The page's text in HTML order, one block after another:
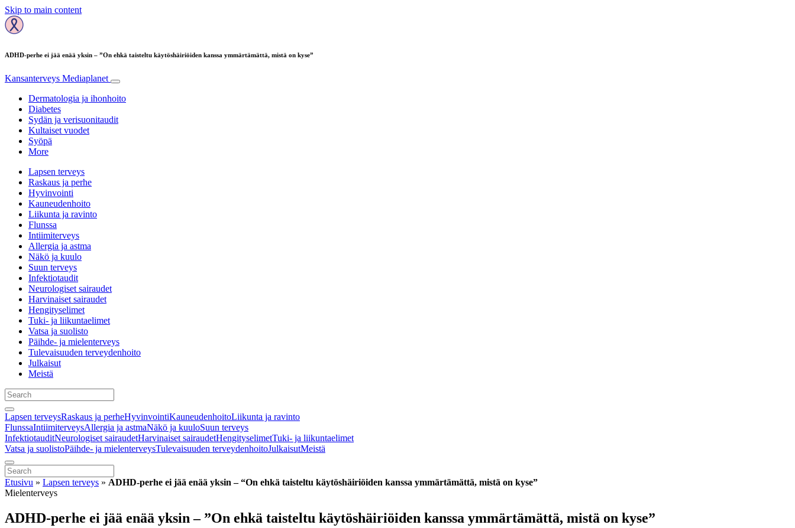
Skip to main content
ADHD-perhe ei jää enää yksin – ”On ehkä taisteltu käytöshäiriöiden kanssa ymmärtämättä, mistä on kyse”
Kansanterveys Mediaplanet
Dermatologia ja ihonhoito
Diabetes
Sydän ja verisuonitaudit
Kultaiset vuodet
Syöpä
More
Lapsen terveys
Raskaus ja perhe
Hyvinvointi
Kauneudenhoito
Liikunta ja ravinto
Flunssa
Intiimiterveys
Allergia ja astma
Näkö ja kuulo
Suun terveys
Infektiotaudit
Neurologiset sairaudet
Harvinaiset sairaudet
Hengityselimet
Tuki- ja liikuntaelimet
Vatsa ja suolisto
Päihde- ja mielenterveys
Tulevaisuuden terveydenhoito
Julkaisut
Meistä
Lapsen terveysRaskaus ja perheHyvinvointiKauneudenhoitoLiikunta ja ravinto
FlunssaIntiimiterveysAllergia ja astmaNäkö ja kuuloSuun terveys
InfektiotauditNeurologiset sairaudetHarvinaiset sairaudetHengityselimetTuki- ja liikuntaelimet
Vatsa ja suolistoPäihde- ja mielenterveysTulevaisuuden terveydenhoitoJulkaisutMeistä
Etusivu » Lapsen terveys » ADHD-perhe ei jää enää yksin – “On ehkä taisteltu käytöshäiriöiden kanssa ymmärtämättä, mistä on kyse”
Mielenterveys
ADHD-perhe ei jää enää yksin – ”On ehkä taisteltu käytöshäiriöiden kanssa ymmärtämättä, mistä on kyse”